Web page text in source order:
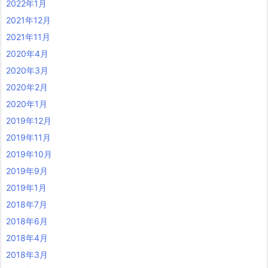
2022年1月
2021年12月
2021年11月
2020年4月
2020年3月
2020年2月
2020年1月
2019年12月
2019年11月
2019年10月
2019年9月
2019年1月
2018年7月
2018年6月
2018年4月
2018年3月